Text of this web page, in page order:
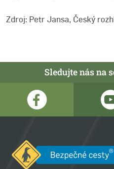
Zdroj: Petr Jansa, Český
Sledujte nás na